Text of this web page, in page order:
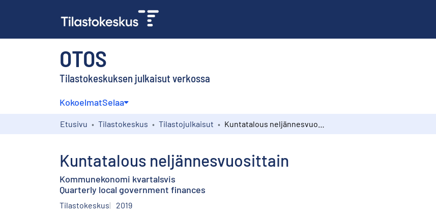
OTOS
Tilastokeskuksen julkaisut verkossa
KokoelmatSelaa
Etusivu Tilastokeskus Tilastojulkaisut
Kuntatalous neljännesvuosittain
Kommunekonomi kvartalsvis
Quarterly local government finances
Tilastokeskus 2019